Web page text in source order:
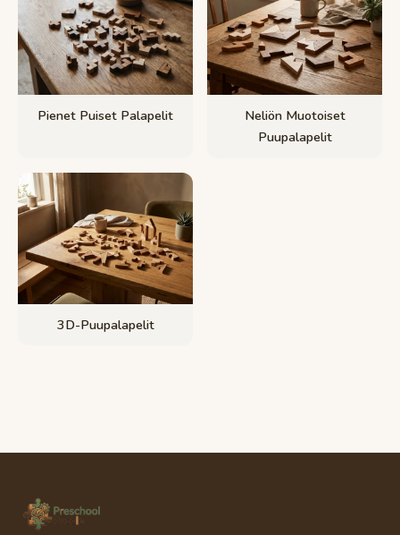
Pienet Puiset Palapelit
Neliön Muotoiset
Puupalapelit
3D-Puupalapelit